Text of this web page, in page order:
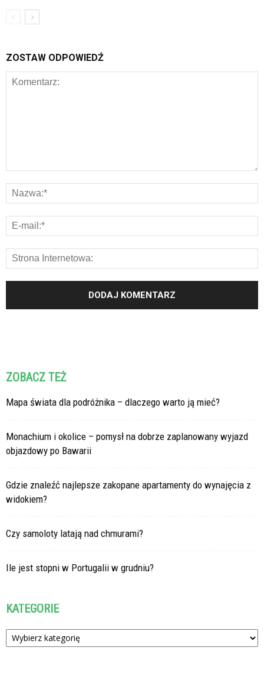
ZOSTAW ODPOWIEDŹ
ZOBACZ TEŻ
Mapa świata dla podróżnika – dlaczego warto ją mieć?
Monachium i okolice – pomysł na dobrze zaplanowany wyjazd
objazdowy po Bawarii
Gdzie znaleźć najlepsze zakopane apartamenty do wynajęcia z
widokiem?
Czy samoloty latają nad chmurami?
Ile jest stopni w Portugalii w grudniu?
KATEGORIE
Kategorie